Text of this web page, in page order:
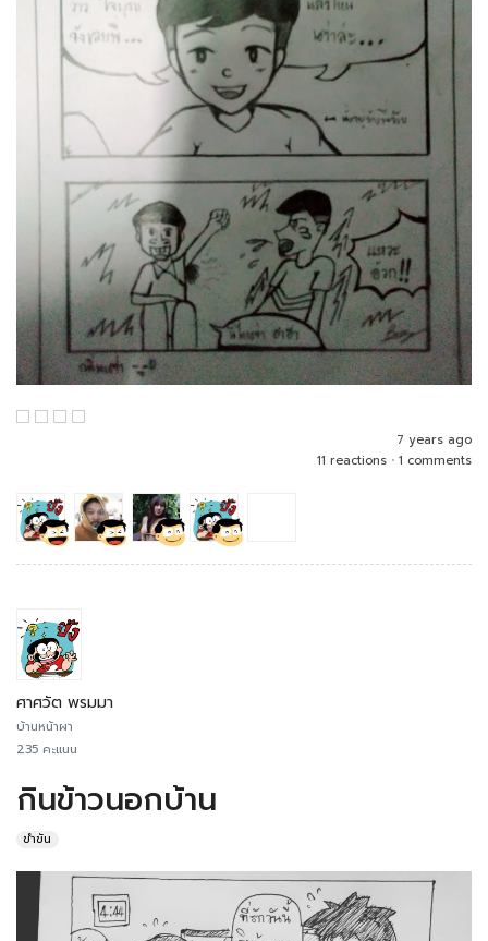
7 years ago
11 reactions • 1 comments
ศาศวัต พรมมา
บ้านหน้าผา
235 คะแนน
กินข้าว​นอกบ้าน​
ขำขัน​